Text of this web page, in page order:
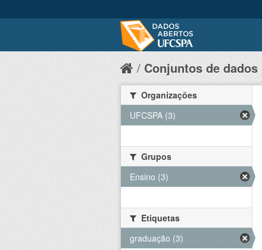
Conjuntos de dados
Organizações
UFCSPA (3)
Grupos
Ensino (3)
Etiquetas
graduação (3)